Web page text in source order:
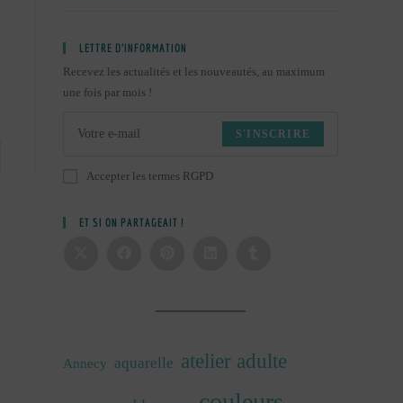
LETTRE D’INFORMATION
Recevez les actualités et les nouveautés, au maximum
une fois par mois !
S'INSCRIRE
Accepter les termes RGPD
ET SI ON PARTAGEAIT !
Annecy aquarelle atelier adulte